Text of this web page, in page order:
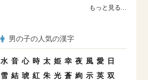
もっと見る...
男の子の人気の漢字
水 音 心 時 太 姫 幸 夜 風 愛
日
雪 結 琥 紅 朱 光 蒼 絢 示 英 双